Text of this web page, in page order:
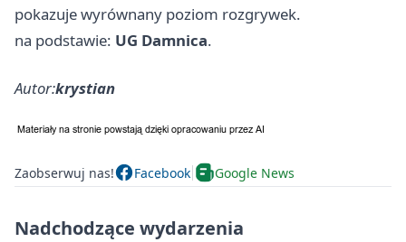
pokazuje wyrównany poziom rozgrywek.
na podstawie: UG Damnica.
Autor:krystian
Zaobserwuj nas! Facebook Google News
Nadchodzące wydarzenia